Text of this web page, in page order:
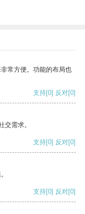
常方便。功能的布局也
支持[0] 反对[0]
交需求。
支持[0] 反对[0]
支持[0] 反对[0]